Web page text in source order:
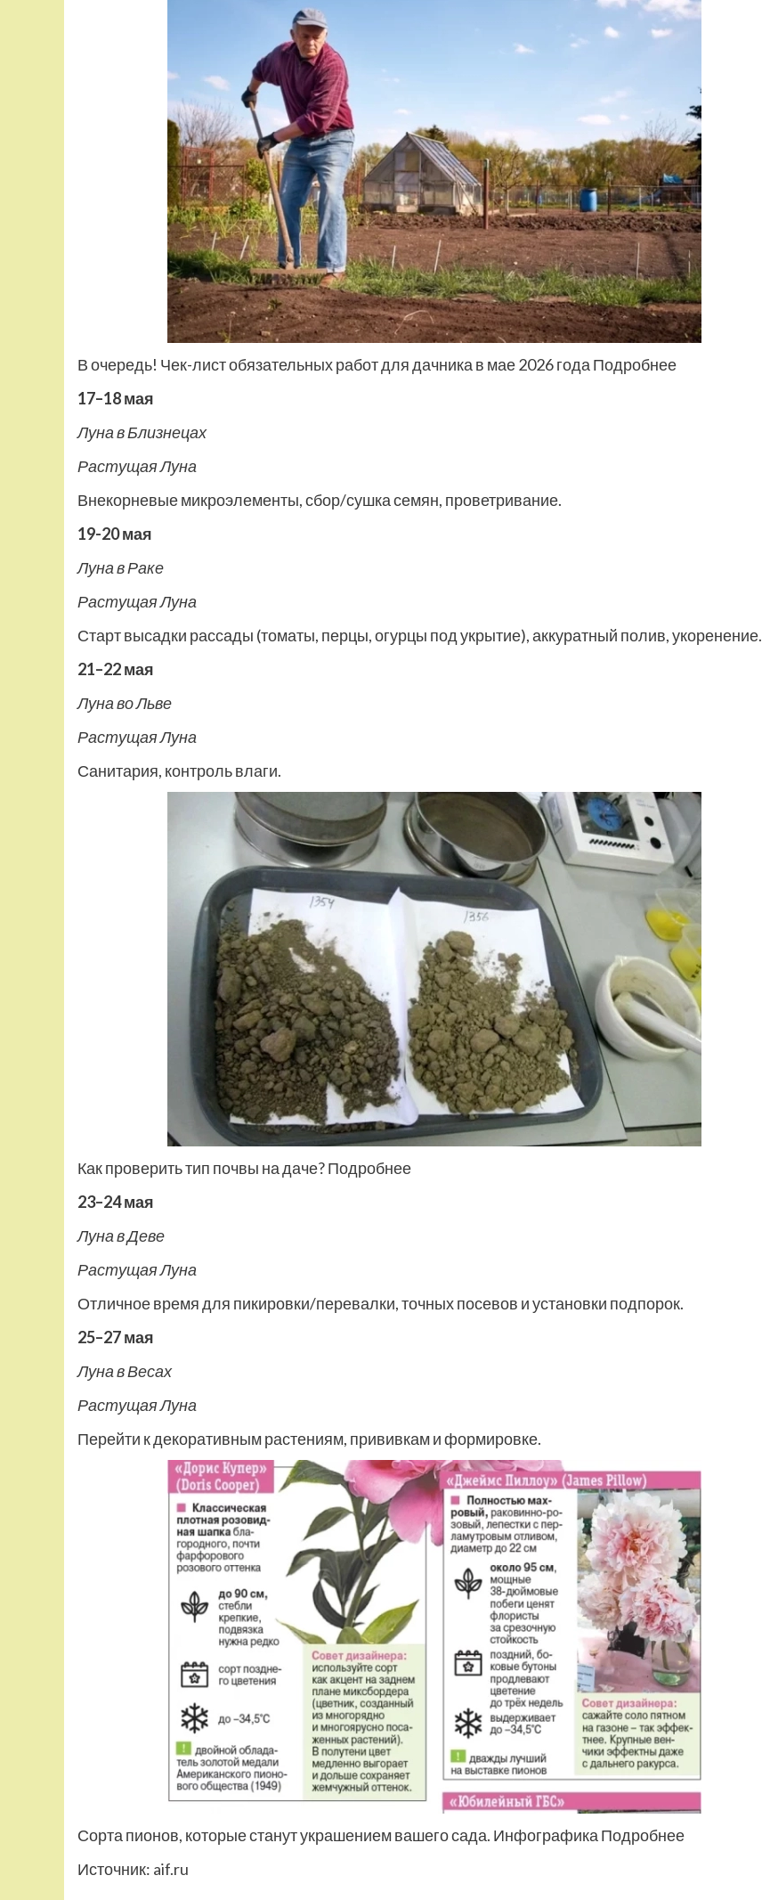
В очередь! Чек-лист обязательных работ для дачника в мае 2026 года Подробнее
17–18 мая
Луна в Близнецах
Растущая Луна
Внекорневые микроэлементы, сбор/сушка семян, проветривание.
19-20 мая
Луна в Раке
Растущая Луна
Старт высадки рассады (томаты, перцы, огурцы под укрытие), аккуратный полив, укоренение.
21–22 мая
Луна во Льве
Растущая Луна
Санитария, контроль влаги.
Как проверить тип почвы на даче? Подробнее
23–24 мая
Луна в Деве
Растущая Луна
Отличное время для пикировки/перевалки, точных посевов и установки подпорок.
25–27 мая
Луна в Весах
Растущая Луна
Перейти к декоративным растениям, прививкам и формировке.
Сорта пионов, которые станут украшением вашего сада. Инфографика Подробнее
Источник: aif.ru